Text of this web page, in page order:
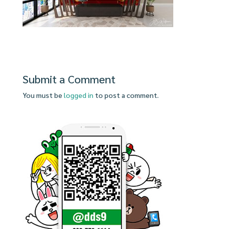
Submit a Comment
You must be logged in to post a comment.